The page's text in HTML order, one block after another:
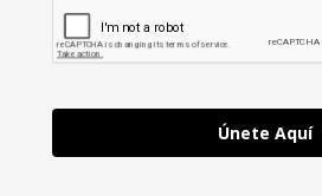
Únete Aquí